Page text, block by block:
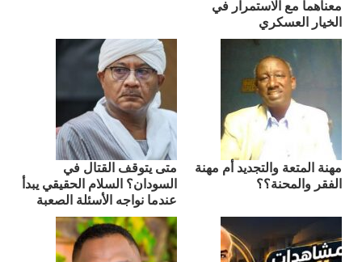
معناهما مع الاستمرار في
الخيار العسكري
مهنة المتعة والتجديد أم مهنة
الفقر والمحنة؟؟
متى يتوقف القتال في
السودان؟ السلام الحقيقي يبدأ
عندما نواجه الأسئلة الصعبة